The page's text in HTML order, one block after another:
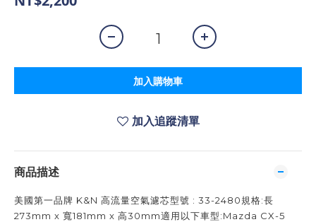
加入購物車
加入追蹤清單
商品描述
美國第一品牌 K&N 高流量空氣濾芯型號 : 33-2480規格:長
273mm x 寬181mm x 高30mm適用以下車型:Mazda CX-5